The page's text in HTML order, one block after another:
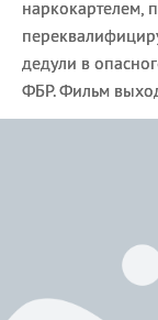
наркокартелем,
дедули в
ФБР. Фильм